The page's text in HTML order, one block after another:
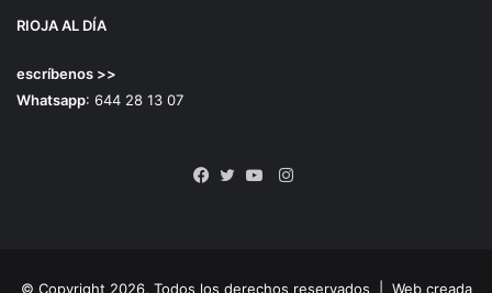
RIOJA AL DÍA
escríbenos >>
Whatsapp: 644 28 13 07
Instagram
© Copyright 2026, Todos los derechos reservados | Web creada